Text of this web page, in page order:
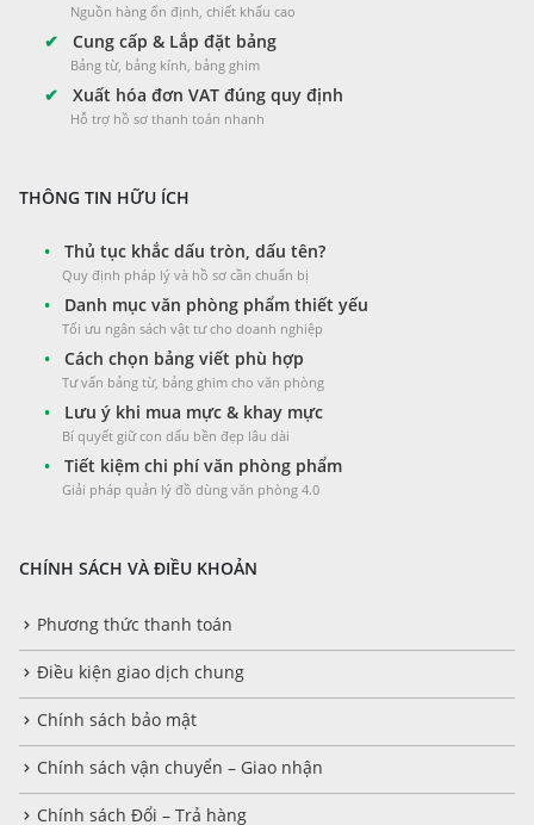
Nguồn hàng ổn định, chiết khấu cao
✔ Cung cấp & Lắp đặt bảng
Bảng từ, bảng kính, bảng ghim
✔ Xuất hóa đơn VAT đúng quy định
Hỗ trợ hồ sơ thanh toán nhanh
THÔNG TIN HỮU ÍCH
• Thủ tục khắc dấu tròn, dấu tên?
Quy định pháp lý và hồ sơ cần chuẩn bị
• Danh mục văn phòng phẩm thiết yếu
Tối ưu ngân sách vật tư cho doanh nghiệp
• Cách chọn bảng viết phù hợp
Tư vấn bảng từ, bảng ghim cho văn phòng
• Lưu ý khi mua mực & khay mực
Bí quyết giữ con dấu bền đẹp lâu dài
• Tiết kiệm chi phí văn phòng phẩm
Giải pháp quản lý đồ dùng văn phòng 4.0
CHÍNH SÁCH VÀ ĐIỀU KHOẢN
Phương thức thanh toán
Điều kiện giao dịch chung
Chính sách bảo mật
Chính sách vận chuyển – Giao nhận
Chính sách Đổi – Trả hàng